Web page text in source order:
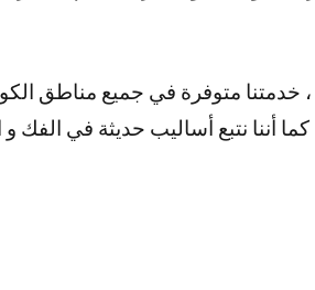
، خدمتنا متوفرة في جميع مناطق
أننا نتبع أساليب حديثة في الفك و